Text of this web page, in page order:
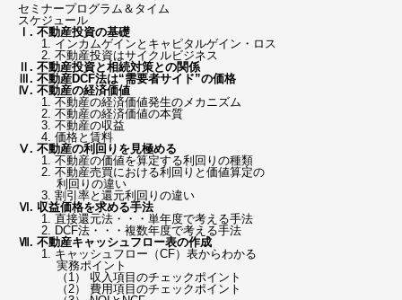
セミナープログラム＆タイム
スケジュール
Ⅰ. 不動産投資の基礎
1. インカムゲインとキャピタルゲイン・ロス
2. 不動産投資はサイクルビジネス
Ⅱ. 不動産投資と相続対策との関係
Ⅲ. 不動産DCF法は“需要者サイド”の価格
Ⅳ. 不動産の経済価値
1. 不動産の経済価値発生のメカニズム
2. 不動産の経済価値の本質
3. 不動産の収益
4. 価格と賃料
Ⅴ. 不動産の利回りを見極める
1. 不動産の価値を算定する利回りの種類
2. 不動産売買における利回りと価値算定の
利回りの違い
3. 割引率と還元利回りの違い
Ⅵ. 収益価格を求める手法
1. 直接還元法・・・単年度で考える手法
2. DCF法・・・複数年度で考える手法
Ⅶ. 不動産キャッシュフロー表の作成
1. キャッシュフロー（CF）表からわかる
実務ポイント
（1） 収入項目のチェックポイント
（2） 費用項目のチェックポイント